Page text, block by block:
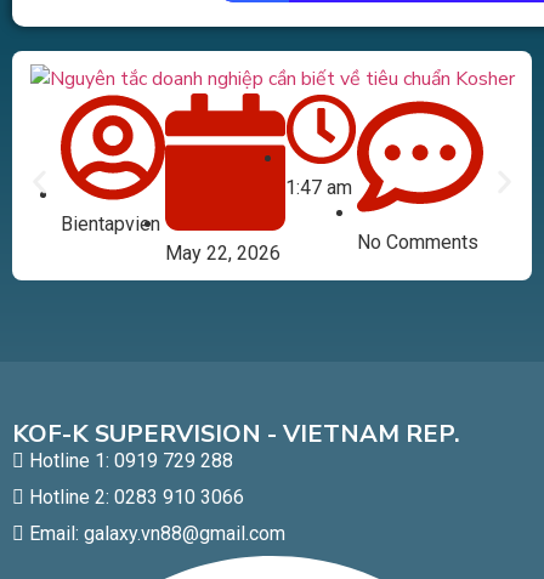
Bientapvien
May 22, 2026
1:47 am
No Comments
KOF-K SUPERVISION - VIETNAM REP.
Hotline 1: 0919 729 288
Hotline 2: 0283 910 3066
Email: galaxy.vn88@gmail.com